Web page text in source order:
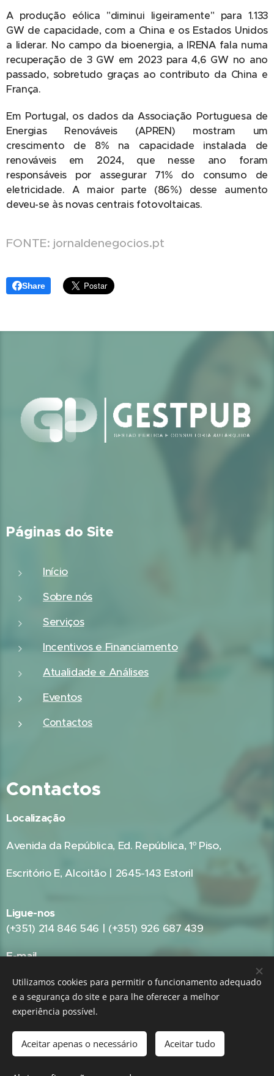
A produção eólica "diminui ligeiramente" para 1.133
GW de capacidade, com a China e os Estados Unidos
a liderar. No campo da bioenergia, a IRENA fala numa
recuperação de 3 GW em 2023 para 4,6 GW no ano
passado, sobretudo graças ao contributo da China e
França.
Em Portugal, os dados da Associação Portuguesa de
Energias Renováveis (APREN) mostram um
crescimento de 8% na capacidade instalada de
renováveis em 2024, que nesse ano foram
responsáveis por assegurar 71% do consumo de
eletricidade. A maior parte (86%) desse aumento
deveu-se às novas centrais fotovoltaicas.
FONTE: jornaldenegocios.pt
Share
Páginas do Site
Início
Sobre nós
Serviços
Incentivos e Financiamento
Atualidade e Análises
Eventos
Contactos
Contactos
Localização
Avenida da República, Ed. República, 1º Piso,
Escritório E, Alcoitão | 2645-143 Estoril
Ligue-nos
(+351) 214 846 546 | (+351) 926 687 439
E-mail
Gestão Pública e Consultoria Autárquica
Utilizamos cookies para permitir o funcionamento adequado
e a segurança do site e para lhe oferecer a melhor
experiência possível.
Aceitar apenas o necessário Aceitar tudo